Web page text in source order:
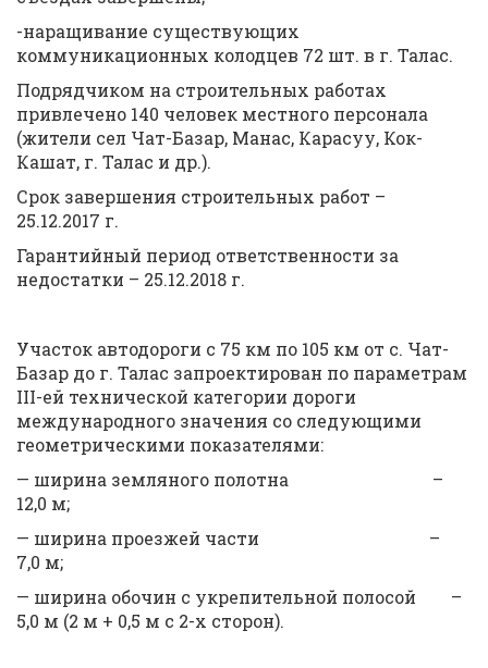
-наращивание существующих
коммуникационных колодцев 72 шт. в г. Талас.
Подрядчиком на строительных работах
привлечено 140 человек местного персонала
(жители сел Чат-Базар, Манас, Карасуу, Кок-
Кашат, г. Талас и др.).
Срок завершения строительных работ –
25.12.2017 г.
Гарантийный период ответственности за
недостатки – 25.12.2018 г.
Участок автодороги с 75 км по 105 км от с. Чат-
Базар до г. Талас запроектирован по параметрам
III-ей технической категории дороги
международного значения со следующими
геометрическими показателями:
— ширина земляного полотна –
12,0 м;
— ширина проезжей части –
7,0 м;
— ширина обочин с укрепительной полосой –
5,0 м (2 м + 0,5 м с 2-х сторон).